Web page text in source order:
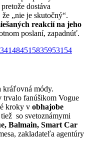
dostáva
„nie je skutočný“.
reakcií na jeho
poslaní, zapadnúť.
kráľovná módy.
trvalo fanúšikom Vogue
kroky v obhajobe
so svetoznámymi
Balmain, Smart Car
zakladateľa agentúry